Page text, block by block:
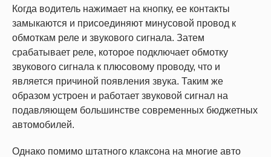
Когда водитель нажимает на кнопку, ее контакты
замыкаются и присоединяют минусовой провод к
обмоткам реле и звукового сигнала. Затем
срабатывает реле, которое подключает обмотку
звукового сигнала к плюсовому проводу, что и
является причиной появления звука. Таким же
образом устроен и работает звуковой сигнал на
подавляющем большинстве современных бюджетных
автомобилей.
Однако помимо штатного клаксона на многие авто